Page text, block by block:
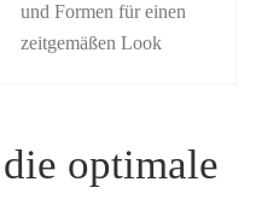
und Formen für einen
zeitgemäßen Look
optimale